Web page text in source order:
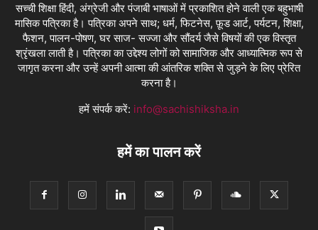
सच्ची शिक्षा हिंदी, अंग्रेजी और पंजाबी भाषाओं में प्रकाशित होने वाली एक बहुभाषी
मासिक पत्रिका है। पत्रिका अपने साथ; धर्म, फिटनेस, फ़ूड आर्ट, पर्यटन, शिक्षा,
फैशन, पालन-पोषण, घर साज- सज्जा और सौंदर्य जैसे विषयों की एक विस्तृत
श्रृंखला लाती है। पत्रिका का उद्देश्य लोगों को सामाजिक और आध्यात्मिक रूप से
जागृत करना और उन्हें अपनी आत्मा की आंतरिक शक्ति से जुड़ने के लिए प्रेरित
करना है।
हमें संपर्क करें: info@sachishiksha.in
हमें का पालन करें